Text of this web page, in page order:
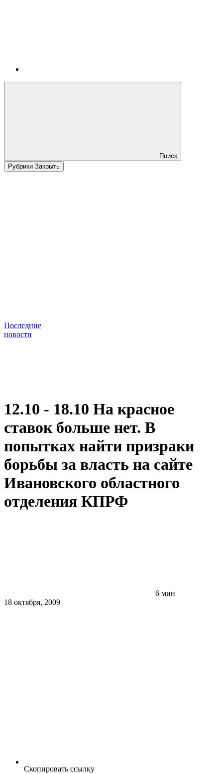
Поиск
Рубрики Закрыть
Последние
новости
12.10 - 18.10 На красное
ставок больше нет. В
попытках найти призраки
борьбы за власть на сайте
Ивановского областного
отделения КПРФ
6 мин
18 октября, 2009
Скопировать ссылку